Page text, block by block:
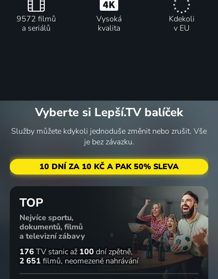
9572 filmů
a seriálů
Vysoká
kvalita
Kdekoli
v EU
Vyberte si Lepší.TV balíček
Služby můžete kdykoli jednoduše změnit nebo zrušit. Vše
je bez závazku.
10 DNÍ ZA 10 KČ A PAK 50% SLEVA
TOP
Nejvíce sportu,
dokumentů, filmů
a televizní zábavy
176 TV stanic až 100 dní zpětně
2 651 filmů neomezené nahrávání